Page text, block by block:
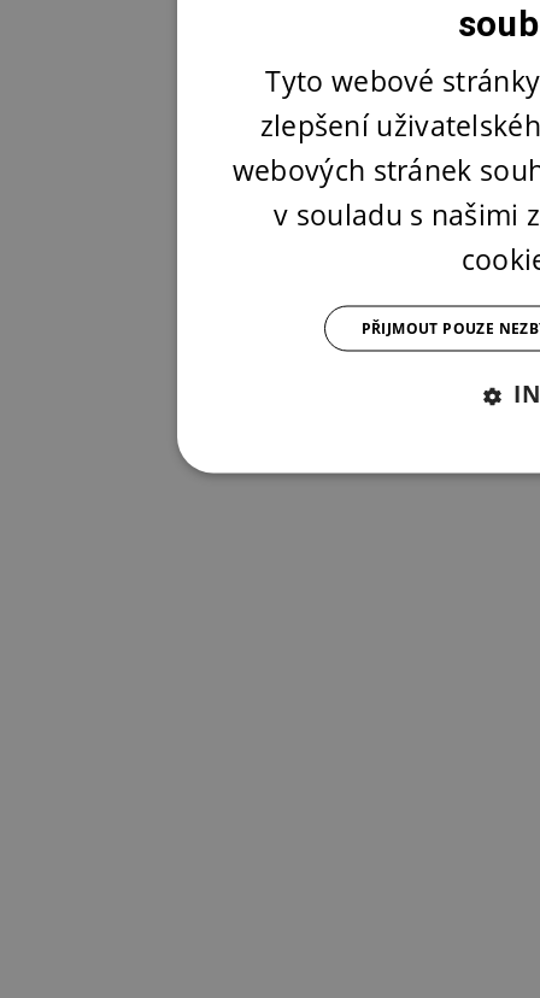
Tyto webové
zlepšení
webových stránek
v souladu s našimi
PŘIJMOUT POUZE